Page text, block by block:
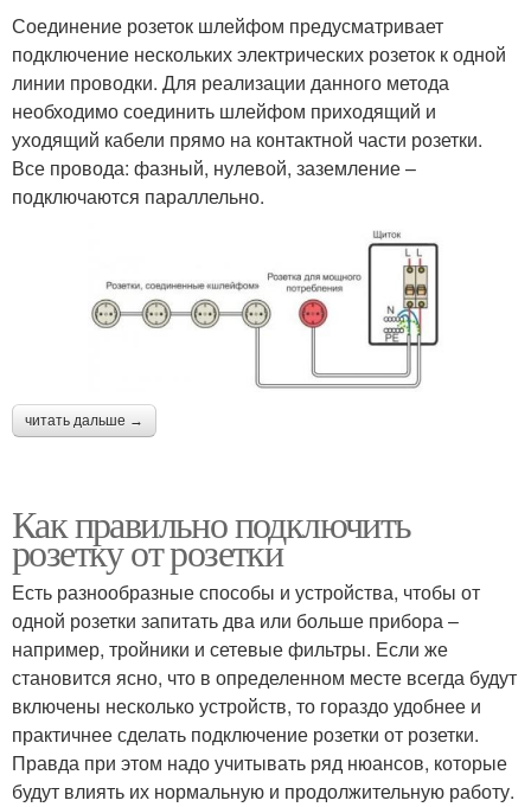
Соединение розеток шлейфом предусматривает
подключение нескольких электрических розеток к одной
линии проводки. Для реализации данного метода
необходимо соединить шлейфом приходящий и
уходящий кабели прямо на контактной части розетки.
Все провода: фазный, нулевой, заземление –
подключаются параллельно.
читать дальше →
Как правильно подключить
розетку от розетки
Есть разнообразные способы и устройства, чтобы от
одной розетки запитать два или больше прибора –
например, тройники и сетевые фильтры. Если же
становится ясно, что в определенном месте всегда будут
включены несколько устройств, то гораздо удобнее и
практичнее сделать подключение розетки от розетки.
Правда при этом надо учитывать ряд нюансов, которые
будут влиять их нормальную и продолжительную работу.